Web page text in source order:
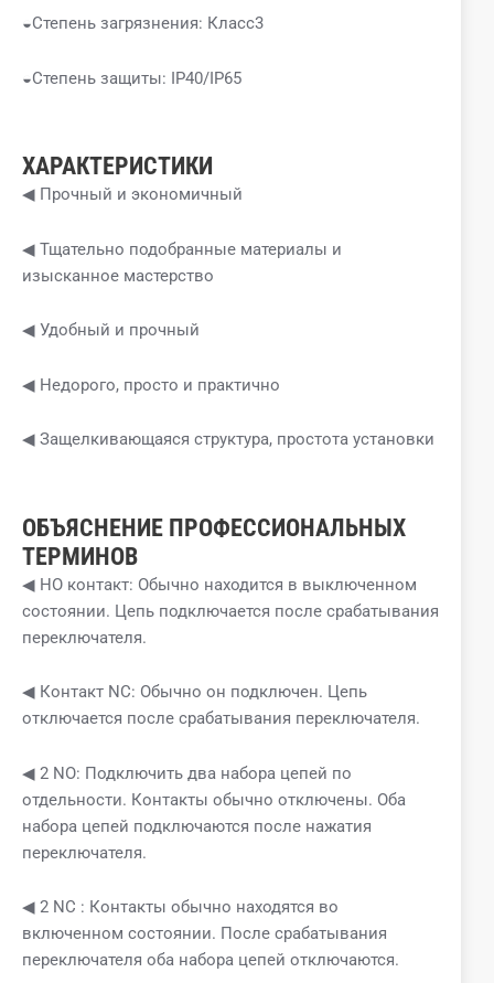
◒Степень загрязнения: Класс3
◒Степень защиты: IP40/IP65
ХАРАКТЕРИСТИКИ
◀ Прочный и экономичный
◀ Тщательно подобранные материалы и
изысканное мастерство
◀ Удобный и прочный
◀ Недорого, просто и практично
◀ Защелкивающаяся структура, простота установки
ОБЪЯСНЕНИЕ ПРОФЕССИОНАЛЬНЫХ
ТЕРМИНОВ
◀ НО контакт: Обычно находится в выключенном
состоянии. Цепь подключается после срабатывания
переключателя.
◀ Контакт NC: Обычно он подключен. Цепь
отключается после срабатывания переключателя.
◀ 2 NO: Подключить два набора цепей по
отдельности. Контакты обычно отключены. Оба
набора цепей подключаются после нажатия
переключателя.
◀ 2 NC : Контакты обычно находятся во
включенном состоянии. После срабатывания
переключателя оба набора цепей отключаются.